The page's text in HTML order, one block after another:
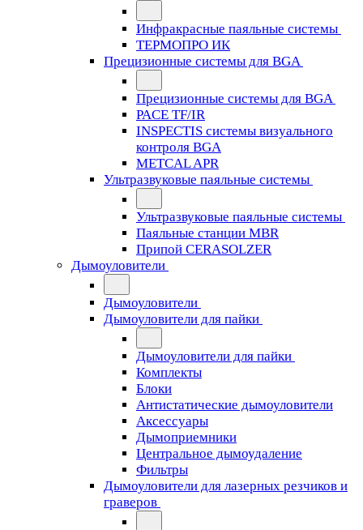
Инфракрасные паяльные системы
ТЕРМОПРО ИК
Прецизионные системы для BGA
Прецизионные системы для BGA
PACE TF/IR
INSPECTIS системы визуального
контроля BGA
METCAL APR
Ультразвуковые паяльные системы
Ультразвуковые паяльные системы
Паяльные станции MBR
Припой CERASOLZER
Дымоуловители
Дымоуловители
Дымоуловители для пайки
Дымоуловители для пайки
Комплекты
Блоки
Антистатические дымоуловители
Аксессуары
Дымоприемники
Центральное дымоудаление
Фильтры
Дымоуловители для лазерных резчиков и
граверов